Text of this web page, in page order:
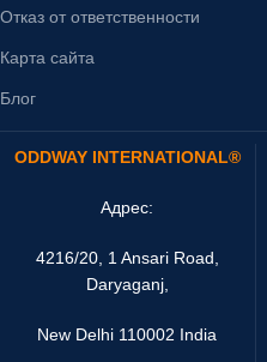
Отказ от ответственности
Карта сайта
Блог
ODDWAY INTERNATIONAL®
Адрес:
4216/20, 1 Ansari Road,
Daryaganj,
New Delhi 110002 India